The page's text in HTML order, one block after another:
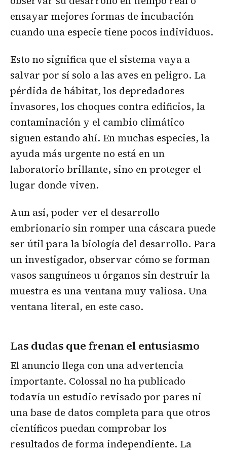
ensayar mejores formas de incubación
cuando una especie tiene pocos individuos.
Esto no significa que el sistema vaya a
salvar por sí solo a las aves en peligro. La
pérdida de hábitat, los depredadores
invasores, los choques contra edificios, la
contaminación y el cambio climático
siguen estando ahí. En muchas especies, la
ayuda más urgente no está en un
laboratorio brillante, sino en proteger el
lugar donde viven.
Aun así, poder ver el desarrollo
embrionario sin romper una cáscara puede
ser útil para la biología del desarrollo. Para
un investigador, observar cómo se forman
vasos sanguíneos u órganos sin destruir la
muestra es una ventana muy valiosa. Una
ventana literal, en este caso.
Las dudas que frenan el entusiasmo
El anuncio llega con una advertencia
importante. Colossal no ha publicado
todavía un estudio revisado por pares ni
una base de datos completa para que otros
científicos puedan comprobar los
resultados de forma independiente. La